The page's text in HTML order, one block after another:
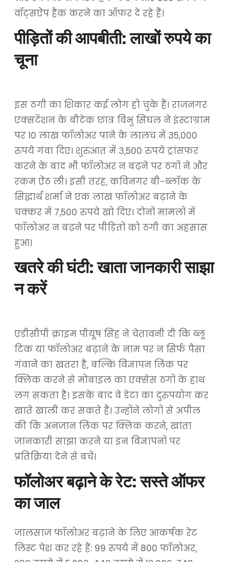
वॉट्सऐप हैक करने का ऑफर दे रहे हैं।
पीड़ितों की आपबीती: लाखों रुपये का
चूना
इस ठगी का शिकार कई लोग हो चुके हैं। राजनगर
एक्सटेंशन के बीटेक छात्र विभु सिंघल ने इंस्टाग्राम
पर 10 लाख फॉलोअर पाने के लालच में 35,000
रुपये गंवा दिए। शुरुआत में 3,500 रुपये ट्रांसफर
करने के बाद भी फॉलोअर न बढ़ने पर ठगों ने और
रकम ऐंठ ली। इसी तरह, कविनगर बी-ब्लॉक के
सिद्धार्थ शर्मा ने एक लाख फॉलोअर बढ़ाने के
चक्कर में 7,500 रुपये खो दिए। दोनों मामलों में
फॉलोअर न बढ़ने पर पीड़ितों को ठगी का अहसास
हुआ।
खतरे की घंटी: खाता जानकारी साझा
न करें
एडीसीपी क्राइम पीयूष सिंह ने चेतावनी दी कि ब्लू
टिक या फॉलोअर बढ़ाने के नाम पर न सिर्फ पैसा
गंवाने का खतरा है, बल्कि विज्ञापन लिंक पर
क्लिक करने से मोबाइल का एक्सेस ठगों के हाथ
लग सकता है। इसके बाद वे डेटा का दुरुपयोग कर
खाते खाली कर सकते हैं। उन्होंने लोगों से अपील
की कि अनजान लिंक पर क्लिक करने, खाता
जानकारी साझा करने या इन विज्ञापनों पर
प्रतिक्रिया देने से बचें।
फॉलोअर बढ़ाने के रेट: सस्ते ऑफर
का जाल
जालसाज फॉलोअर बढ़ाने के लिए आकर्षक रेट
लिस्ट पेश कर रहे हैं: 99 रुपये में 800 फॉलोअर,